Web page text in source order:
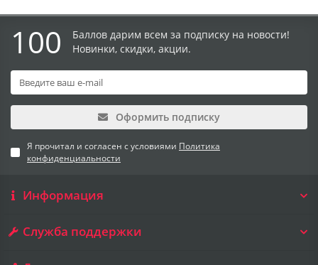
100
Баллов дарим всем за подписку на новости!
Новинки, скидки, акции.
Оформить подписку
Я прочитал и согласен с условиями Политика
конфиденциальности
Информация
Служба поддержки